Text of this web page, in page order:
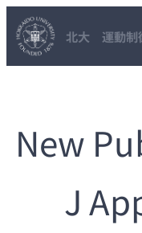
北大 運動制
New
J